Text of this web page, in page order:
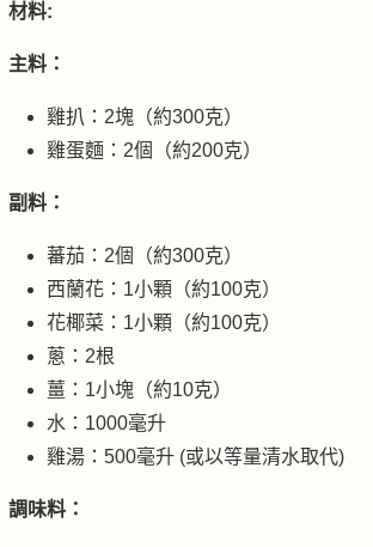
材料:
主料：
雞扒：2塊（約300克）
雞蛋麵：2個（約200克）
副料：
蕃茄：2個（約300克）
西蘭花：1小顆（約100克）
花椰菜：1小顆（約100克）
蔥：2根
薑：1小塊（約10克）
水：1000毫升
雞湯：500毫升 (或以等量清水取代)
調味料：